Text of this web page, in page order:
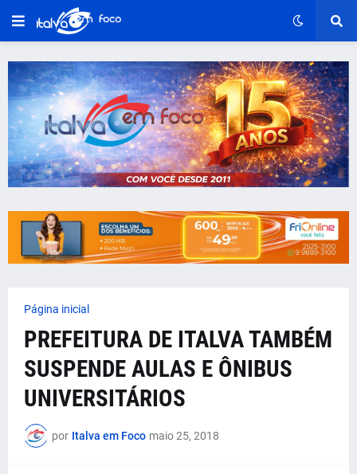
Página inicial
PREFEITURA DE ITALVA TAMBÉM
SUSPENDE AULAS E ÔNIBUS
UNIVERSITÁRIOS
por Italva em Foco maio 25, 2018